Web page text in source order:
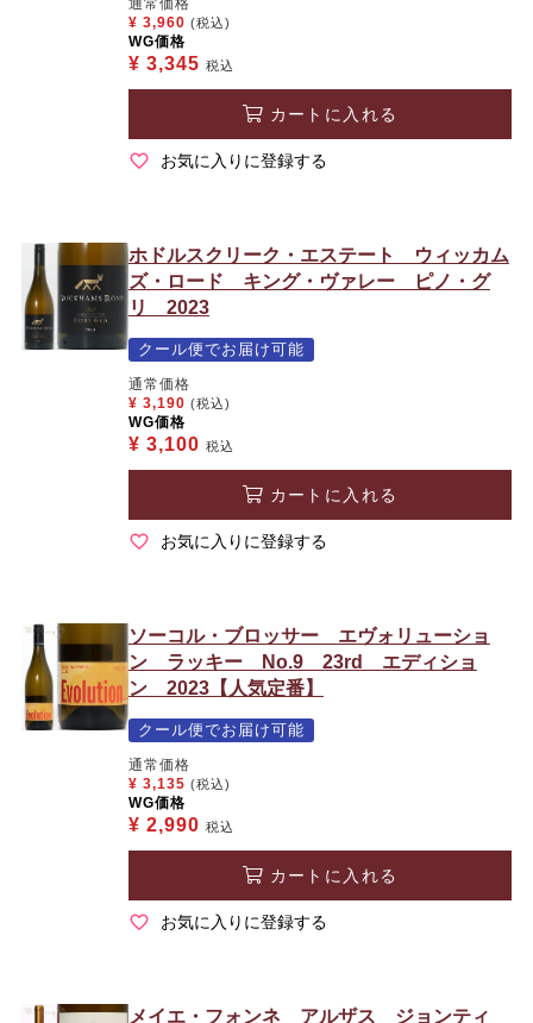
¥ 3,960 (税込)
WG価格
¥ 3,345 税込
カートに入れる
お気に入りに登録する
ホドルスクリーク・エステート ウィッカム
ズ・ロード キング・ヴァレー ピノ・グ
リ 2023
クール便でお届け可能
通常価格
¥ 3,190 (税込)
WG価格
¥ 3,100 税込
カートに入れる
お気に入りに登録する
ソーコル・ブロッサー エヴォリューショ
ン ラッキー No.9 23rd エディショ
ン 2023【人気定番】
クール便でお届け可能
通常価格
¥ 3,135 (税込)
WG価格
¥ 2,990 税込
カートに入れる
お気に入りに登録する
メイエ・フォンネ アルザス ジョンティ